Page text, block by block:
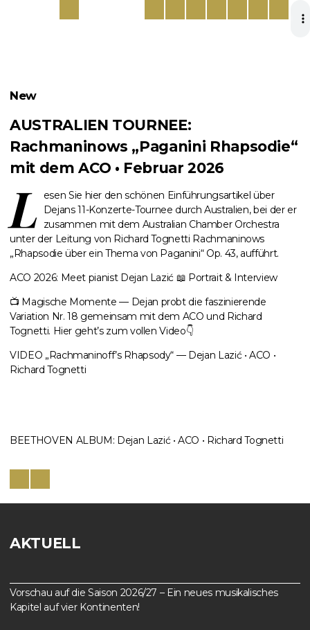
New
AUSTRALIEN TOURNEE:
Rachmaninows „Paganini Rhapsodie“
mit dem ACO • Februar 2026
L esen Sie hier den schönen Einführungsartikel über
Dejans 11-Konzerte-Tournee durch Australien, bei der er
zusammen mit dem Australian Chamber Orchestra
unter der Leitung von Richard Tognetti Rachmaninows
„Rhapsodie über ein Thema von Paganini“ Op. 43, aufführt.
ACO 2026: Meet pianist Dejan Lazić 📖 Portrait & Interview
📺 Magische Momente — Dejan probt die faszinierende
Variation Nr. 18 gemeinsam mit dem ACO und Richard
Tognetti. Hier geht’s zum vollen Video👇
VIDEO „Rachmaninoff’s Rhapsody“ — Dejan Lazić • ACO •
Richard Tognetti
BEETHOVEN ALBUM: Dejan Lazić • ACO • Richard Tognetti
AKTUELL
Vorschau auf die Saison 2026/27 – Ein neues musikalisches
Kapitel auf vier Kontinenten!